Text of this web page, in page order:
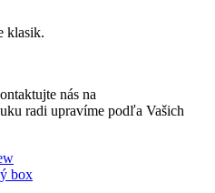
klasik.
nás na
radi upravíme podľa Vašich